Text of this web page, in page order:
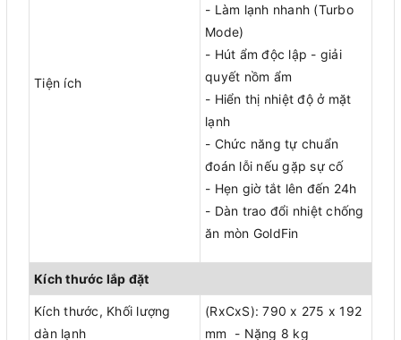
Tiện ích
- Làm lạnh nhanh (Turbo
Mode)
- Hút ẩm độc lập - giải
quyết nồm ẩm
- Hiển thị nhiệt độ ở mặt
lạnh
- Chức năng tự chuẩn
đoán lỗi nếu gặp sự cố
- Hẹn giờ tắt lên đến 24h
- Dàn trao đổi nhiệt chống
ăn mòn GoldFin
Kích thước lắp đặt
Kích thước, Khối lượng
dàn lạnh
(RxCxS): 790 x 275 x 192
mm - Nặng 8 kg